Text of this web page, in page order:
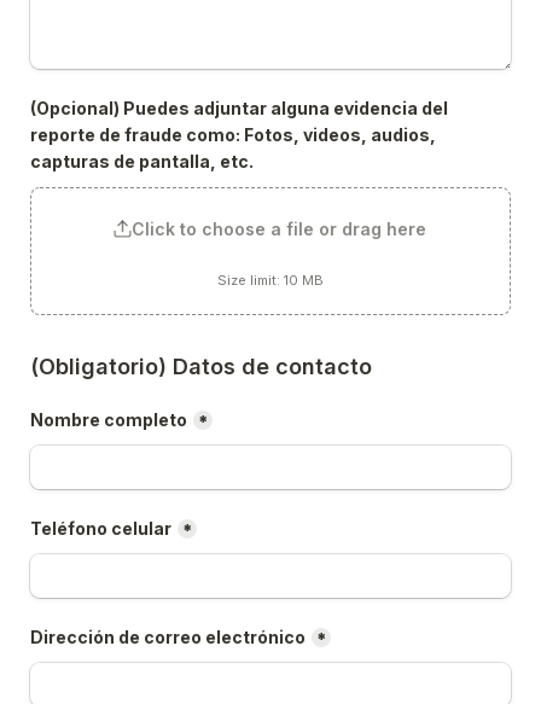
(Opcional) Puedes adjuntar alguna evidencia del
reporte de fraude como: Fotos, videos, audios,
capturas de pantalla, etc.
Click to choose a file or drag here
Size limit: 10 MB
(Obligatorio) Datos de contacto
Nombre completo *
Teléfono celular *
Dirección de correo electrónico *